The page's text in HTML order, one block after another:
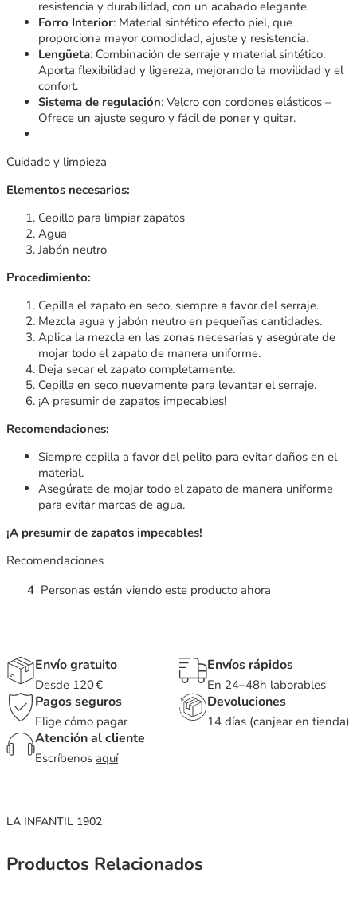
resistencia y durabilidad, con un acabado elegante.
Forro Interior: Material sintético efecto piel, que
proporciona mayor comodidad, ajuste y resistencia.
Lengüeta: Combinación de serraje y material sintético:
Aporta flexibilidad y ligereza, mejorando la movilidad y el
confort.
Sistema de regulación: Velcro con cordones elásticos –
Ofrece un ajuste seguro y fácil de poner y quitar.
Cuidado y limpieza
Elementos necesarios:
Cepillo para limpiar zapatos
Agua
Jabón neutro
Procedimiento:
Cepilla el zapato en seco, siempre a favor del serraje.
Mezcla agua y jabón neutro en pequeñas cantidades.
Aplica la mezcla en las zonas necesarias y asegúrate de
mojar todo el zapato de manera uniforme.
Deja secar el zapato completamente.
Cepilla en seco nuevamente para levantar el serraje.
¡A presumir de zapatos impecables!
Recomendaciones:
Siempre cepilla a favor del pelito para evitar daños en el
material.
Asegúrate de mojar todo el zapato de manera uniforme
para evitar marcas de agua.
¡A presumir de zapatos impecables!
Recomendaciones
4 Personas están viendo este producto ahora
Envío gratuito
Desde 120 €
Envíos rápidos
En 24–48h laborables
Pagos seguros
Elige cómo pagar
Devoluciones
14 días (canjear en tienda)
Atención al cliente
Escríbenos aquí
LA INFANTIL 1902
Productos Relacionados